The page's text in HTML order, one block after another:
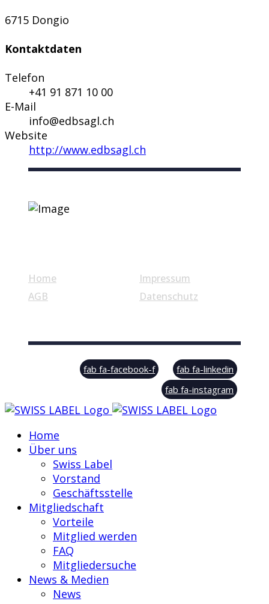
6715 Dongio
Kontaktdaten
Telefon
+41 91 871 10 00
E-Mail
info@edbsagl.ch
Website
http://www.edbsagl.ch
Home
AGB
Impressum
Datenschutz
© Swiss Label, All rights reserved
fab fa-facebook-f
fab fa-linkedin
fab fa-instagram
Home
Über uns
Swiss Label
Vorstand
Geschäftsstelle
Mitgliedschaft
Vorteile
Mitglied werden
FAQ
Mitgliedersuche
News & Medien
News